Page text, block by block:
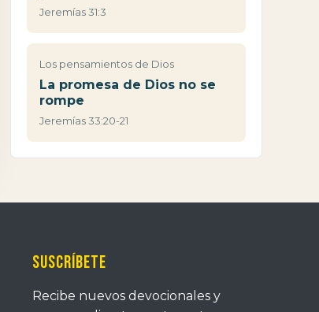
Jeremías 31:3
Los pensamientos de Dios
La promesa de Dios no se
rompe
Jeremías 33:20-21
Suscríbete
Recibe nuevos devocionales y